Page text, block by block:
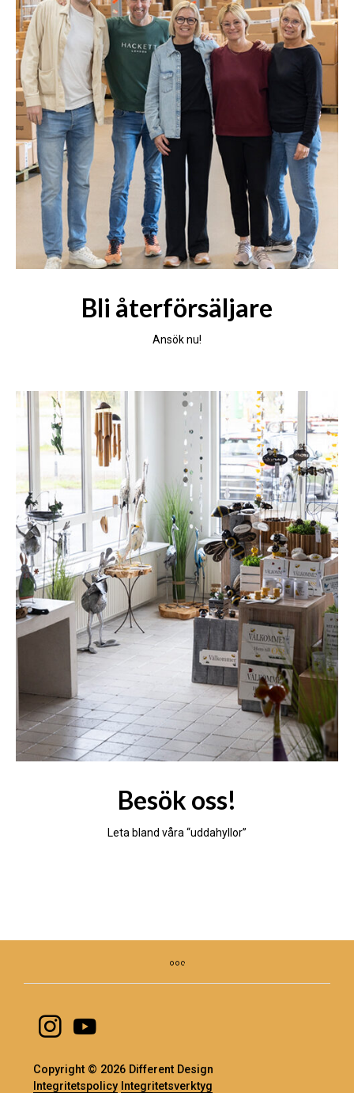
Bli återförsäljare
Ansök nu!
Besök oss!
Leta bland våra “uddahyllor”
Copyright © 2026 Different Design
Integritetspolicy Integritetsverktyg